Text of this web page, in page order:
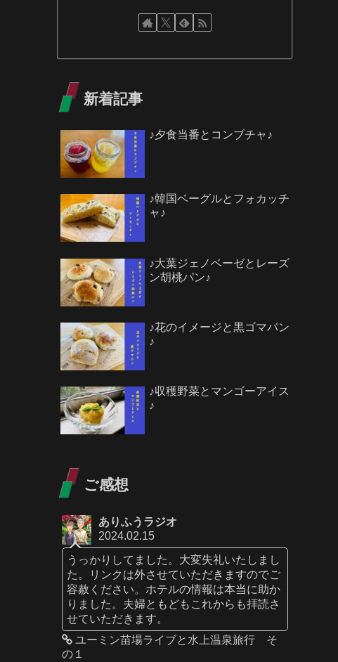
新着記事
♪夕食当番とコンブチャ♪
♪韓国ベーグルとフォカッチ
ャ♪
♪大葉ジェノベーゼとレーズ
ン胡桃パン♪
♪花のイメージと黒ゴマパン
♪
♪収穫野菜とマンゴーアイス
♪
ご感想
ありふうラジオ
2024.02.15
うっかりしてました。大変失礼いたしまし
た。リンクは外させていただきますのでご
容赦ください。ホテルの情報は本当に助か
りました。夫婦ともどもこれからも拝読さ
せていただきます。
ユーミン苗場ライブと水上温泉旅行 そ
の１